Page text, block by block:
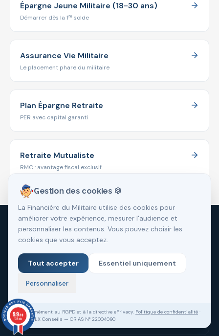
Épargne Jeune Militaire (18-30 ans)
Démarrer dès la 1ʳᵉ solde
Assurance Vie Militaire
Le placement phare du militaire
Plan Épargne Retraite
PER avec capital garanti
Retraite Mutualiste
RMC : avantage fiscal exclusif
L'ÉCOSYSTÈME LA FINANCIÈRE DU MILITAIRE
🏠 Cercle Mili Realty
Immobilier & mutations militaires
🛡️Assurances Militaires
Protection & assurance emprunteur
Gestion des cookies 🍪
La Financière du Militaire utilise des cookies pour
améliorer votre expérience, mesurer l'audience et
personnaliser les contenus. Vous pouvez choisir les
cookies que vous acceptez.
Tout accepter Essentiel uniquement
Personnaliser
Conformément au RGPD et à la directive ePrivacy. Politique de confidentialité ·
SASU VLX Conseils — ORIAS N° 22004090
9.9/10
138 avis